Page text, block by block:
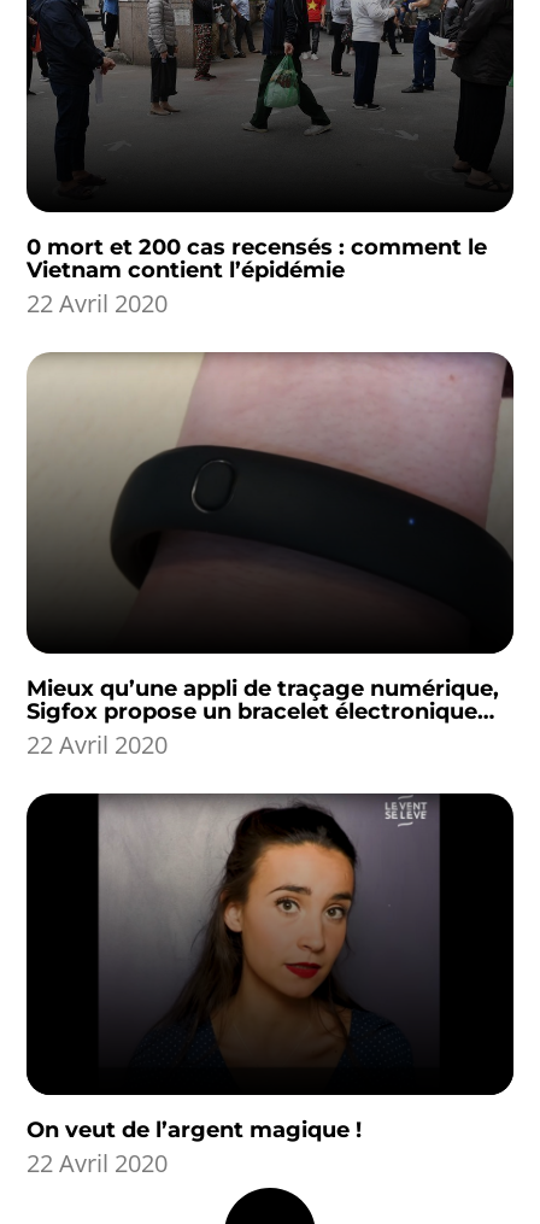
0 mort et 200 cas recensés : comment le
Vietnam contient l’épidémie
22 Avril 2020
Mieux qu’une appli de traçage numérique,
Sigfox propose un bracelet électronique…
22 Avril 2020
On veut de l’argent magique !
22 Avril 2020